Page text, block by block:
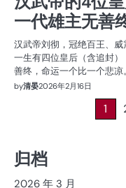
一代雄主无善
汉武帝刘彻，冠绝百王、
一生有四位皇后（含追封
善终，命运一个比一个悲凉
by清晏2026年2月16日
分
1
归档
2026 年 3 月